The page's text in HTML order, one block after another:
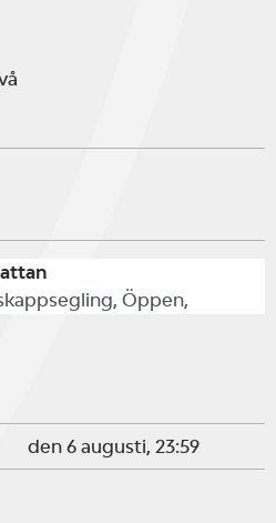
Öppen,
den 6 augusti, 23:59